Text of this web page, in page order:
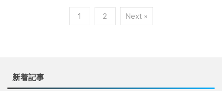
1 2 Next »
新着記事